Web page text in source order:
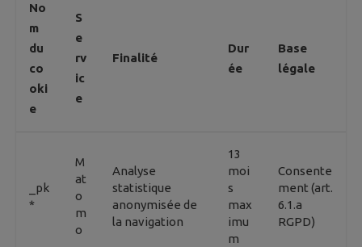
No
m
du
co
oki
e
S
e
rv
ic
e
Finalité
Dur
ée
Base
légale
_pk
*
M
at
o
m
o
Analyse
statistique
anonymisée de
la navigation
13
moi
s
max
imu
m
Consente
ment (art.
6.1.a
RGPD)